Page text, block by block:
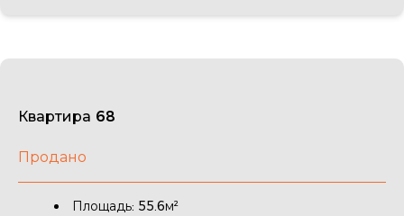
Квартира 68
Продано
Площадь: 55.6м²